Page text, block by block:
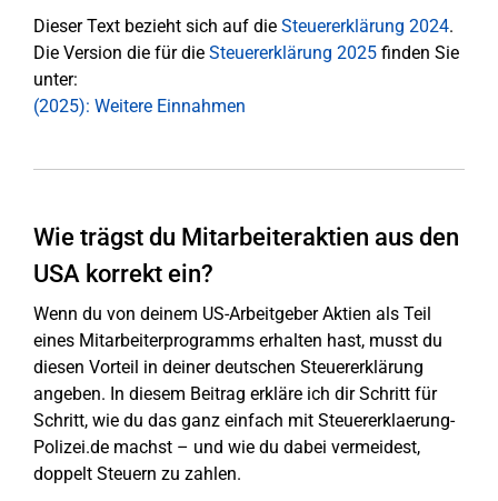
Dieser Text bezieht sich auf die Steuererklärung 2024.
Die Version die für die Steuererklärung 2025 finden Sie
unter:
(2025): Weitere Einnahmen
Wie trägst du Mitarbeiteraktien aus den
USA korrekt ein?
Wenn du von deinem US-Arbeitgeber Aktien als Teil
eines Mitarbeiterprogramms erhalten hast, musst du
diesen Vorteil in deiner deutschen Steuererklärung
angeben. In diesem Beitrag erkläre ich dir Schritt für
Schritt, wie du das ganz einfach mit Steuererklaerung-
Polizei.de machst – und wie du dabei vermeidest,
doppelt Steuern zu zahlen.